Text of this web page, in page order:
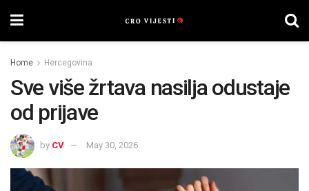
Home Hercegovina
Sve više žrtava nasilja odustaje
od prijave
by CV May 30, 2026